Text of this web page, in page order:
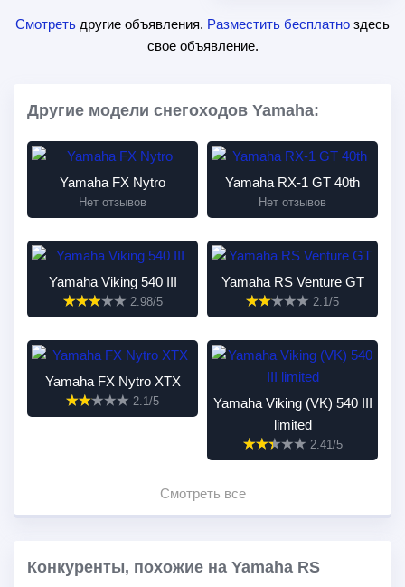
Смотреть другие объявления. Разместить бесплатно здесь
свое объявление.
Другие модели снегоходов Yamaha:
Yamaha FX Nytro
Нет отзывов
Yamaha RX-1 GT 40th
Нет отзывов
Yamaha Viking 540 III
2.98/5
Yamaha RS Venture GT
2.1/5
Yamaha FX Nytro XTX
2.1/5
Yamaha Viking (VK) 540 III
limited
2.41/5
Смотреть все
Конкуренты, похожие на Yamaha RS